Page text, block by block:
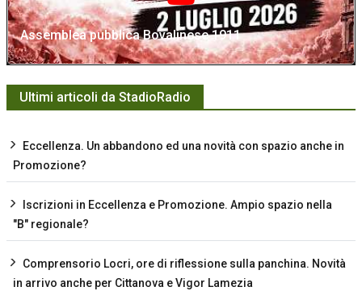
Assemblea pubblica Bovalinese 1911
Ultimi articoli da StadioRadio
Eccellenza. Un abbandono ed una novità con spazio anche in
Promozione?
Iscrizioni in Eccellenza e Promozione. Ampio spazio nella
"B" regionale?
Comprensorio Locri, ore di riflessione sulla panchina. Novità
in arrivo anche per Cittanova e Vigor Lamezia